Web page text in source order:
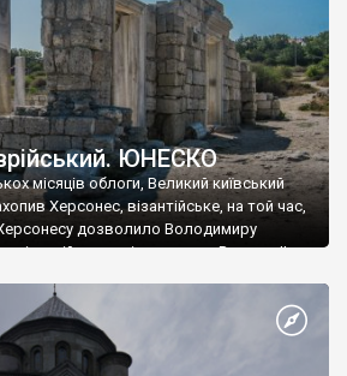
ЮНЕСКО
місяців облоги, Великий київський
Херсонес, візантійське, на той час,
дозволило Володимиру
візантійському імператору Василю ІІ, та
язичник, став Василем-християнином.
Русі. На честь Херсонесу Таврійського